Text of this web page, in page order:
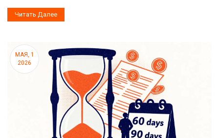
Читать Далее
МАЯ, 1
2026